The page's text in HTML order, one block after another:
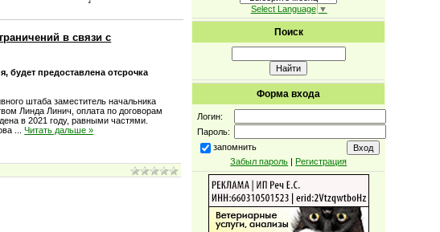
в связи с
будет предоставлена отсрочка
штаба заместитель начальника
Линда Линич, оплата по договорам
в 2021 году, равными частями.
...Читать дальше »
Select Language ▼
Поиск
Форма входа
Логин:
Пароль:
запомнить
Забыл пароль | Регистрация